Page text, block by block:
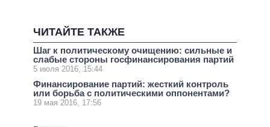
ЧИТАЙТЕ ТАКЖЕ
Шаг к политическому очищению: сильные и
слабые стороны госфинансирования партий
5 июля 2016, 15:44
Финансирование партий: жесткий контроль
или борьба с политическими оппонентами?
19 мая 2016, 17:56